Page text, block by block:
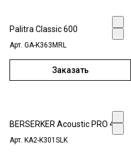
Palitra Classic 600
Арт. GA-K363MRL
Заказать
BERSERKER Acoustic PRO 455
Арт. KA2-K301SLK